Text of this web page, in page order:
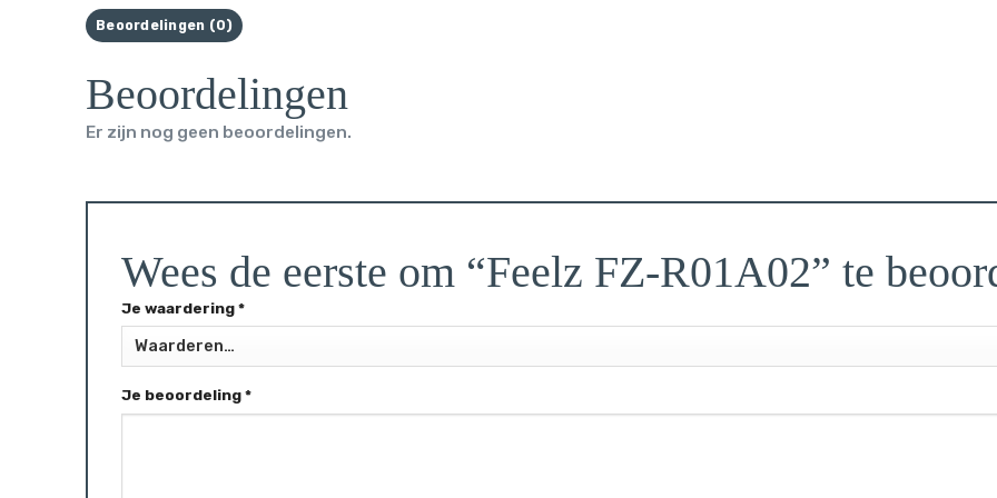
Beoordelingen (0)
Beoordelingen
Er zijn nog geen beoordelingen.
Wees de eerste om “Feelz FZ-R01A02” te
Je waardering*
Je beoordeling*